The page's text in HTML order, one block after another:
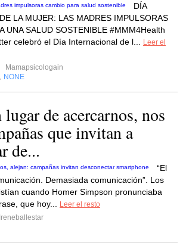
DÍA
LA MUJER: LAS MADRES IMPULSORAS
UNA SALUD SOSTENIBLE #MMM4Health
celebró el Día Internacional de l...
Leer el
Mamapsicologain
NONE
de acercarnos, nos
que invitan a
de...
“El
Demasiada comunicación”. Los
cuando Homer Simpson pronunciaba
que hoy...
Leer el resto
Ireneballestar